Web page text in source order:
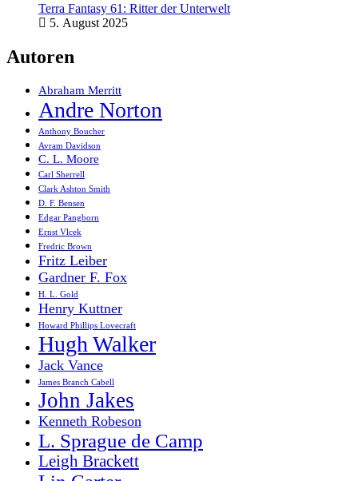
Terra Fantasy 61: Ritter der Unterwelt
5. August 2025
Autoren
Abraham Merritt
Andre Norton
Anthony Boucher
Avram Davidson
C. L. Moore
Carl Sherrell
Clark Ashton Smith
D. F. Bensen
Edgar Pangborn
Ernst Vlcek
Fredric Brown
Fritz Leiber
Gardner F. Fox
H. L. Gold
Henry Kuttner
Howard Phillips Lovecraft
Hugh Walker
Jack Vance
James Branch Cabell
John Jakes
Kenneth Robeson
L. Sprague de Camp
Leigh Brackett